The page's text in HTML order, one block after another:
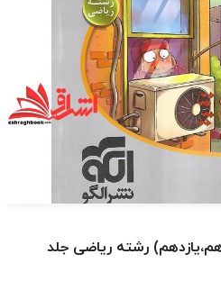
رشته ریاضی جلد